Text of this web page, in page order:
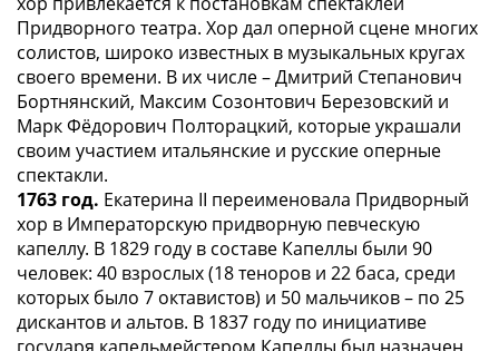
Придворного театра. Хор дал оперной сцене многих
солистов, широко известных в музыкальных кругах
своего времени. В их числе – Дмитрий Степанович
Бортнянский, Максим Созонтович Березовский и
Марк Фёдорович Полторацкий, которые украшали
своим участием итальянские и русские оперные
спектакли.
1763 год. Екатерина II переименовала Придворный
хор в Императорскую придворную певческую
капеллу. В 1829 году в составе Капеллы были 90
человек: 40 взрослых (18 теноров и 22 баса, среди
которых было 7 октавистов) и 50 мальчиков – по 25
дискантов и альтов. В 1837 году по инициативе